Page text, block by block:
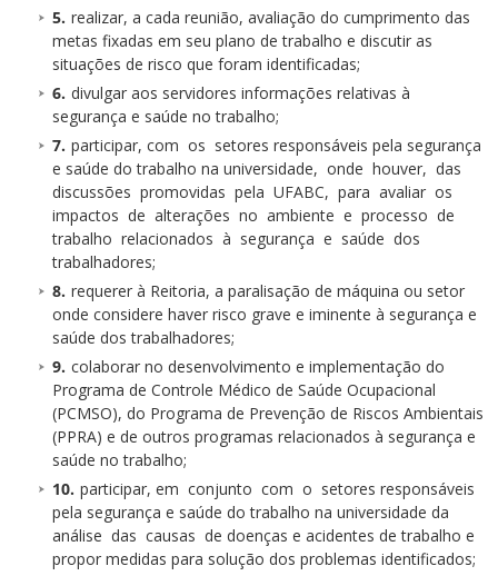
realizar, a cada reunião, avaliação do cumprimento das
metas fixadas em seu plano de trabalho e discutir as
situações de risco que foram identificadas;
divulgar aos servidores informações relativas à
segurança e saúde no trabalho;
participar, com os setores responsáveis pela segurança
e saúde do trabalho na universidade, onde houver, das
discussões promovidas pela UFABC, para avaliar os
impactos de alterações no ambiente e processo de
trabalho relacionados à segurança e saúde dos
trabalhadores;
requerer à Reitoria, a paralisação de máquina ou setor
onde considere haver risco grave e iminente à segurança e
saúde dos trabalhadores;
colaborar no desenvolvimento e implementação do
Programa de Controle Médico de Saúde Ocupacional
(PCMSO), do Programa de Prevenção de Riscos Ambientais
(PPRA) e de outros programas relacionados à segurança e
saúde no trabalho;
participar, em conjunto com o setores responsáveis
pela segurança e saúde do trabalho na universidade da
análise das causas de doenças e acidentes de trabalho e
propor medidas para solução dos problemas identificados;